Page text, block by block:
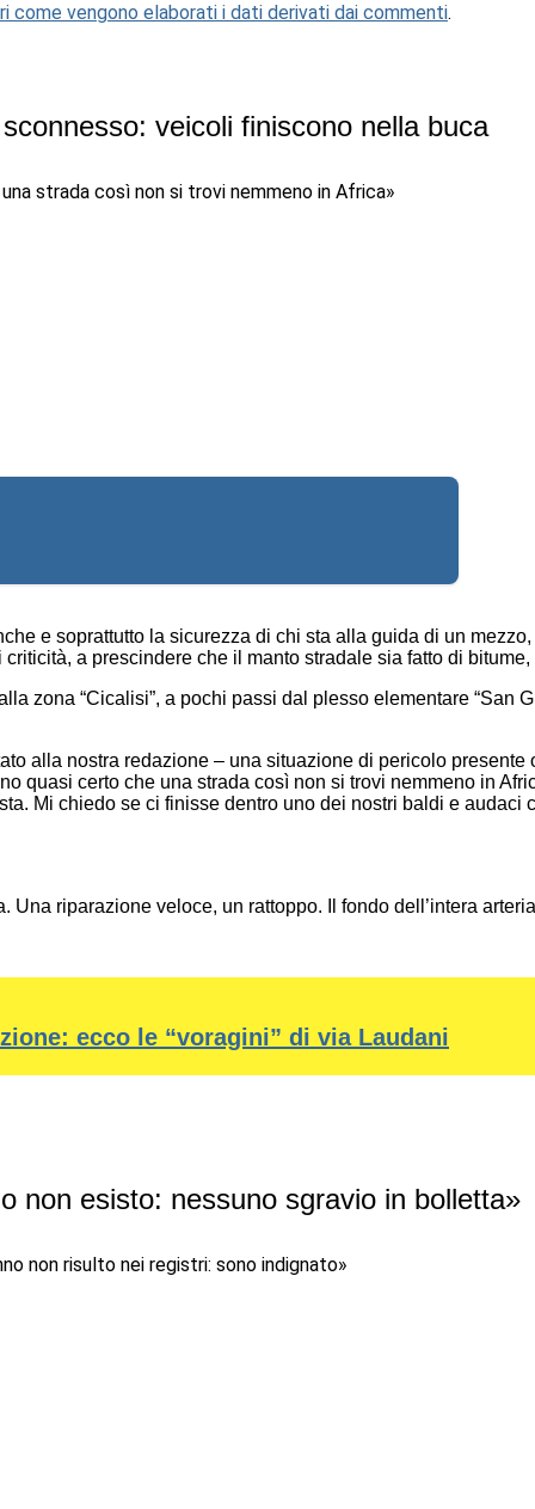
come vengono elaborati i dati derivati dai commenti.
veicoli finiscono nella buca
strada così non si trovi nemmeno in Africa»
e soprattutto la sicurezza di chi sta alla guida di un
a prescindere che il manto stradale sia fatto di
zona “Cicalisi”, a pochi passi dal plesso elementare “San
alla nostra redazione – una situazione di pericolo
quasi certo che una strada così non si trovi nemmeno in
Mi chiedo se ci finisse dentro uno dei nostri baldi e audaci
Una riparazione veloce, un rattoppo. Il fondo dell’intera
ecco le “voragini” di via Laudani
non esisto: nessuno sgravio in bolletta»
non risulto nei registri: sono indignato»